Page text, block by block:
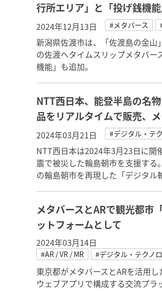
行所エリア」と「投げ銭機
2024年12月13日 #メタバース
新潟県佐渡市は、「佐渡島の金
の佐渡へタイムスリップメタバ
機能」も追加。
NTT西日本、能登半島の名
品をリアルタイムで販売、
2024年03月21日 #デジタル・テ
NTT西日本は2024年3月23日に開
震で被災した輪島朝市を支援する
の輪島朝市を再現した「デジタル
メタバースとARで観光都市
ットフォームとして
2024年03月14日
#AR / VR / MR #デジタル・テクノ
東京都がメタバースとARを活用
ウェブアプリで構成する交流プラ